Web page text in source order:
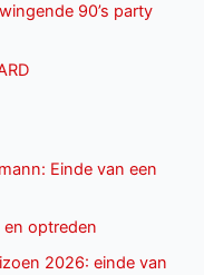
90’s party
Einde van een
optreden
2026: einde van